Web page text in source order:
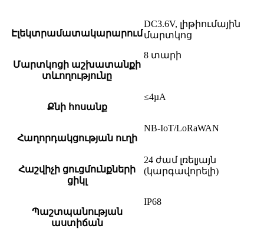
Էլեկտրամատակարարում
DC3.6V, լիթիումային
մարտկոց
Մարտկոցի աշխատանքի
տևողությունը
8 տարի
Քնի հոսանք
≤4µA
Հաղորդակցության ուղի
NB-IoT/LoRaWAN
Հաշվիչի ցուցմունքների
ցիկլ
24 ժամ լռելյայն
(կարգավորելի)
Պաշտպանության
աստիճան
IP68